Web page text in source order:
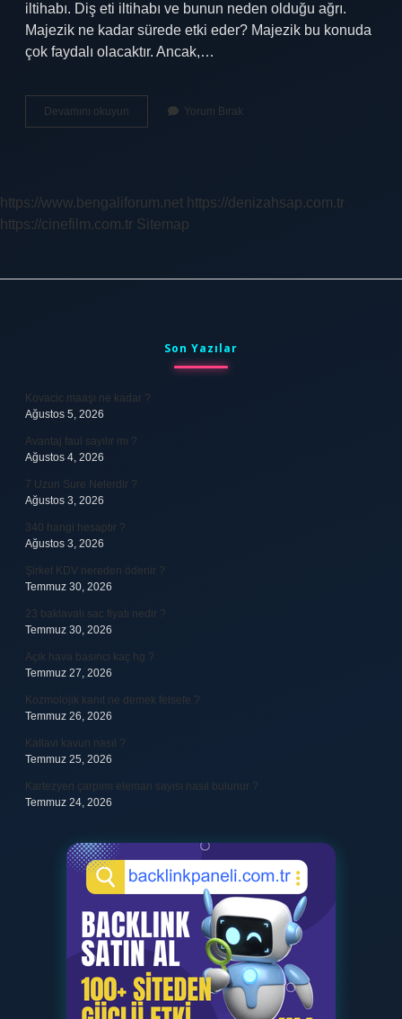
iltihabı. Diş eti iltihabı ve bunun neden olduğu ağrı.
Majezik ne kadar sürede etki eder? Majezik bu konuda
çok faydalı olacaktır. Ancak,…
Devamını okuyun
Iltihaba
Yorum Bırak
https://www.bengaliforum.net https://denizahsap.com.tr
https://cinefilm.com.tr Sitemap
Son Yazılar
Kovacic maaşı ne kadar ?
Ağustos 5, 2026
Avantaj faul sayılır mı ?
Ağustos 4, 2026
7 Uzun Sure Nelerdir ?
Ağustos 3, 2026
340 hangi hesaptır ?
Ağustos 3, 2026
Şirket KDV nereden ödenir ?
Temmuz 30, 2026
23 baklavalı sac fiyatı nedir ?
Temmuz 30, 2026
Açık hava basıncı kaç hg ?
Temmuz 27, 2026
Kozmolojik kanıt ne demek felsefe ?
Temmuz 26, 2026
Kallavi kavun nasıl ?
Temmuz 25, 2026
Kartezyen çarpımı eleman sayısı nasıl bulunur ?
Temmuz 24, 2026